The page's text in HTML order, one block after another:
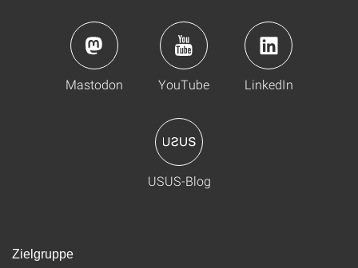
Mastodon YouTube LinkedIn
USUS-Blog
Zielgruppe